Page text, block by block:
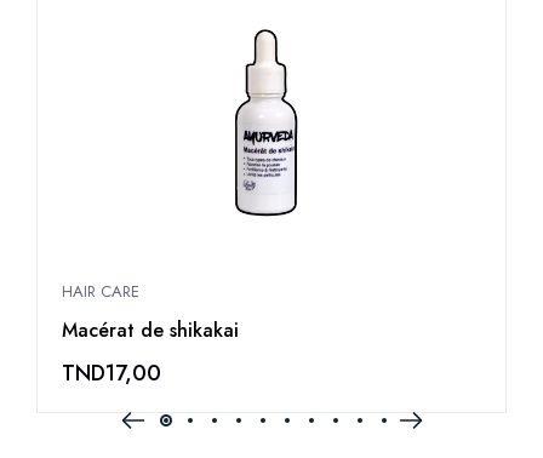
HAIR CARE
Macérat de shikakai
TND17,00